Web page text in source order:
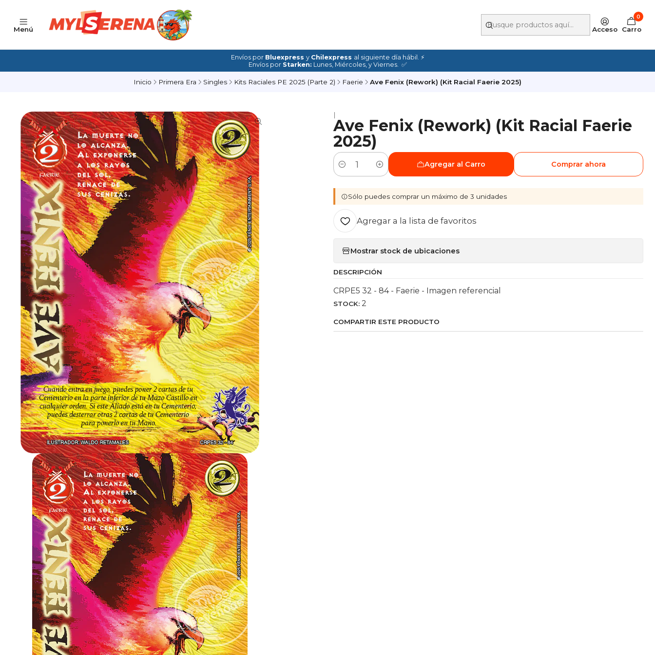
Menú Acceso
0
Carro
Envíos por Bluexpress y Chilexpress al siguiente día hábil. ⚡
Envíos por Starken: Lunes, Miércoles, y Viernes. ✅
Inicio Primera Era Singles Kits Raciales PE 2025 (Parte 2) Faerie Ave Fenix (Rework) (Kit Racial Faerie 2025)
|
Ave Fenix (Rework) (Kit Racial Faerie
2025)
Cantidad
Agregar al Carro Comprar ahora
Sólo puedes comprar un máximo de 3 unidades
Agregar a la lista de favoritos
Mostrar stock de ubicaciones
DESCRIPCIÓN
CRPE5 32 - 84 - Faerie - Imagen referencial
STOCK: 2
COMPARTIR ESTE PRODUCTO